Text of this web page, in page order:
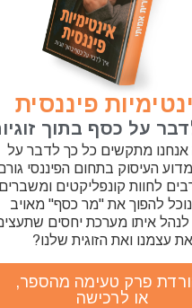
פיננסית
על כסף בתוך
מתקשים כל כך לדבר על
העיסוק בתחום הפיננסי
לחוות קונפליקטים
להפוך את "מר כסף" מאויב
איתו מערכת יחסים
את עצמנו ואת הזוגית שלנו?
פרק טעימה מהספר,
או לרכישה